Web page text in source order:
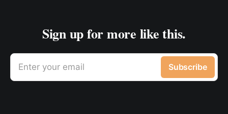
Sign up for more like this.
Enter your email Subscribe